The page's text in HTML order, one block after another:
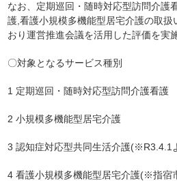
なお、 定期巡回・随時対応型訪問介護
護,看護小規模多機能型居宅介護の取扱
おり運営推進会議を活用した評価を実
〇対象となるサービス種別
1 定期巡回・随時対応型訪問介護看護
2 小規模多機能型居宅介護
3 認知症対応型共同生活介護(※R3.4.1
4 看護小規模多機能型居宅介護(※指宿